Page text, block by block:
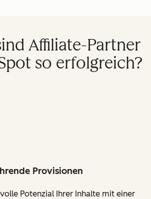
Affiliate-Partner
so erfolgreich?
Provisionen
Potenzial Ihrer Inhalte mit einer